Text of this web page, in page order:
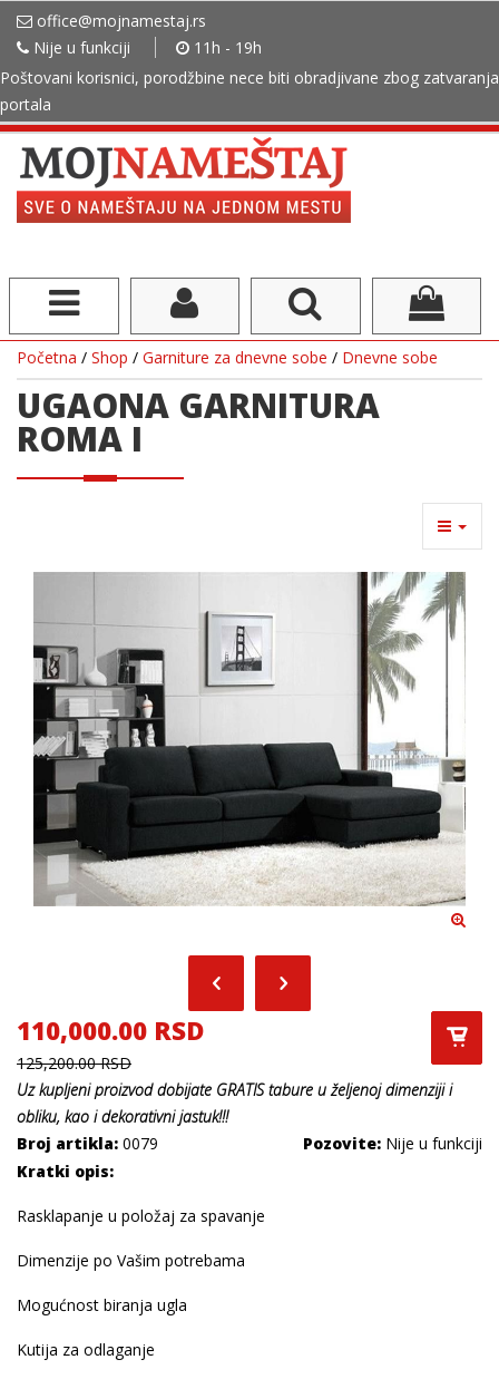
office@mojnamestaj.rs
Nije u funkciji
11h - 19h
Poštovani korisnici, porodžbine nece biti obradjivane zbog zatvaranja
portala
Početna / Shop / Garniture za dnevne sobe / Dnevne sobe
UGAONA GARNITURA
ROMA I
110,000.00 RSD
125,200.00 RSD
Uz kupljeniproizvod dobijate GRATIS tabure u željenoj dimenziji i
obliku, kao i dekorativni jastuk!!!
Broj artikla: 0079 Pozovite: Nije u funkciji
Kratki opis:
Rasklapanje u položaj za spavanje
Dimenzije po Vašim potrebama
Mogućnost biranja ugla
Kutija za odlaganje